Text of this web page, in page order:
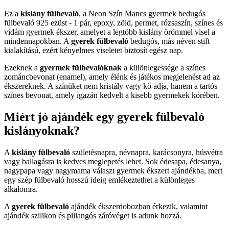
Ez a kislány fülbevaló, a Neon Szín Mancs gyermek bedugós
fülbevaló 925 ezüst - 1 pár, epoxy, zöld, permet, rózsaszín, színes és
vidám gyermek ékszer, amelyet a legtöbb kislány örömmel visel a
mindennapokban. A gyerek fülbevaló bedugós, más néven stift
kialakítású, ezért kényelmes viseletet biztosít egész nap.
Ezeknek a gyermek fülbevalóknak a különlegessége a színes
zománcbevonat (enamel), amely élénk és játékos megjelenést ad az
ékszereknek. A színüket nem kristály vagy kő adja, hanem a tartós
színes bevonat, amely igazán kedvelt a kisebb gyermekek körében.
Miért jó ajándék egy gyerek fülbevaló
kislányoknak?
A kislány fülbevaló születésnapra, névnapra, karácsonyra, húsvétra
vagy ballagásra is kedves meglepetés lehet. Sok édesapa, édesanya,
nagypapa vagy nagymama választ gyermek ékszert ajándékba, mert
egy szép fülbevaló hosszú ideig emlékeztethet a különleges
alkalomra.
A gyerek fülbevaló ajándék ékszerdobozban érkezik, valamint
ajándék szilikon és pillangós záróvéget is adunk hozzá.